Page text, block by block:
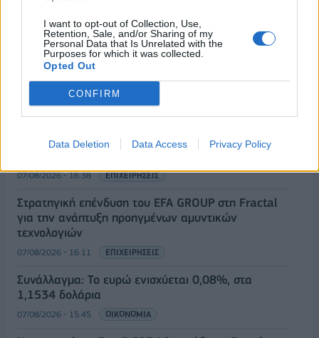
I want to opt-out of Collection, Use,
Retention, Sale, and/or Sharing of my
Personal Data that Is Unrelated with the
Purposes for which it was collected.
Opted Out
CONFIRM
Data Deletion Data Access Privacy Policy
ΡΟΗ ΕΙΔΗΣΕΩΝ
ΥΠΑΑΤ: Επιπλέον 12,5 εκατ. ευρώ στις Περιφέρειες
για την ενίσχυση της βιοασφάλειας
07/08/2026 - 17:02 ΟΙΚΟΝΟΜΙΑ
της ΔΕΗ για την είσοδο στην πολωνική αγορά
07/08/2026 - 16:38 ΕΠΙΧΕΙΡΗΣΕΙΣ
Στρατηγική επένδυση του EFA GROUP στη Fractal
για την ανάπτυξη προηγμένων αμυντικών
τεχνολογιών
07/08/2026 - 16:11 ΕΠΙΧΕΙΡΗΣΕΙΣ
Συνάλλαγμα: Το ευρώ ενισχύεται 0,08%, στα
1,1534 δολάρια
07/08/2026 - 15:45 ΟΙΚΟΝΟΜΙΑ